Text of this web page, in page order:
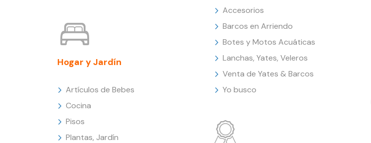
Hogar y Jardín
Artículos de Bebes
Cocina
Pisos
Plantas, Jardín
Accesorios
Barcos en Arriendo
Botes y Motos Acuáticas
Lanchas, Yates, Veleros
Venta de Yates & Barcos
Yo busco